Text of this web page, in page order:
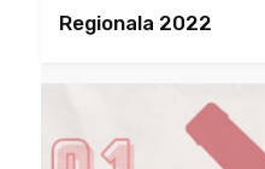
Regionala 2022